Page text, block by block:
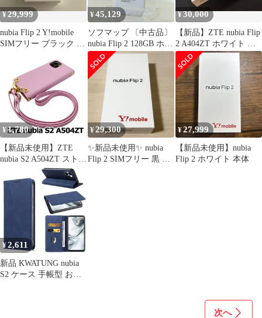
能 ベルトループ付き お
しゃれ 携
¥29,999
nubia Flip 2 Y!mobile
SIMフリー ブラック 新
¥45,129
ソフマップ 〔中古品〕
nubia Flip 2 128GB ホワ
イト A404ZT
Y!mobile【262】
¥30,000
【新品】ZTE nubia Flip
2 A404ZT ホワイト 折
り畳み
¥ 1,780
【新品未使用】ZTE
nubia S2 A504ZT ストラ
ップ付 手帳型スマホ ケ
ース ショルダー (カバ
ー色バイオレット、ス
トラップ色バイオレッ
ト) カード収納 くすみ
カラー zflip49-strap24-
a504zt-viol-viol
¥29,300
✨新品未使用✨ nubia
Flip 2 SIMフリー 黒 ワ
¥27,999
【新品未使用】nubia
Flip 2 ホワイト 本体
¥2,611
新品 KWATUNG nubia
S2 ケース 手帳型 おし
次へ